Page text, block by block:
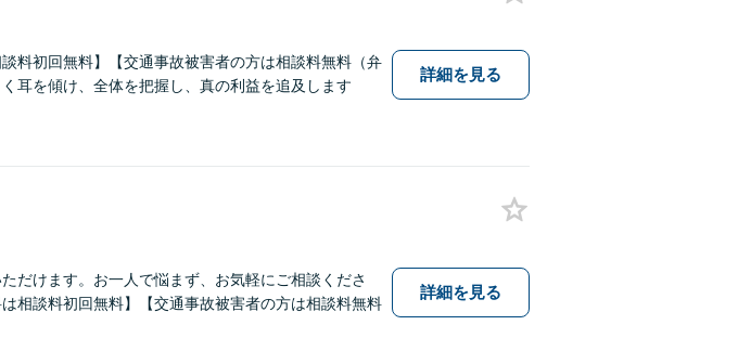
料初回無料】【交通事故被害者の方は相談料無料（弁
耳を傾け、全体を把握し、真の利益を追及します
詳細を見る
だけます。お一人で悩まず、お気軽にご相談くださ
相談料初回無料】【交通事故被害者の方は相談料無料
詳細を見る